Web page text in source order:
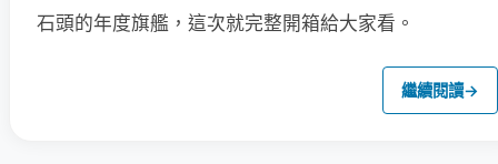
石頭的年度旗艦，這次就完整開箱給大家看。
繼續閱讀→